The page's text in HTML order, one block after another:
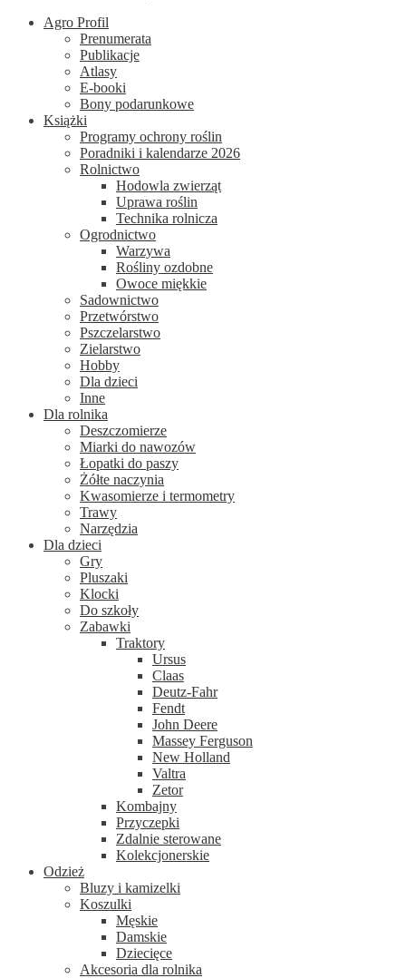
Agro Profil
Prenumerata
Publikacje
Atlasy
E-booki
Bony podarunkowe
Książki
Programy ochrony roślin
Poradniki i kalendarze 2026
Rolnictwo
Hodowla zwierząt
Uprawa roślin
Technika rolnicza
Ogrodnictwo
Warzywa
Rośliny ozdobne
Owoce miękkie
Sadownictwo
Przetwórstwo
Pszczelarstwo
Zielarstwo
Hobby
Dla dzieci
Inne
Dla rolnika
Deszczomierze
Miarki do nawozów
Łopatki do paszy
Żółte naczynia
Kwasomierze i termometry
Trawy
Narzędzia
Dla dzieci
Gry
Pluszaki
Klocki
Do szkoły
Zabawki
Traktory
Ursus
Claas
Deutz-Fahr
Fendt
John Deere
Massey Ferguson
New Holland
Valtra
Zetor
Kombajny
Przyczepki
Zdalnie sterowane
Kolekcjonerskie
Odzież
Bluzy i kamizelki
Koszulki
Męskie
Damskie
Dziecięce
Akcesoria dla rolnika